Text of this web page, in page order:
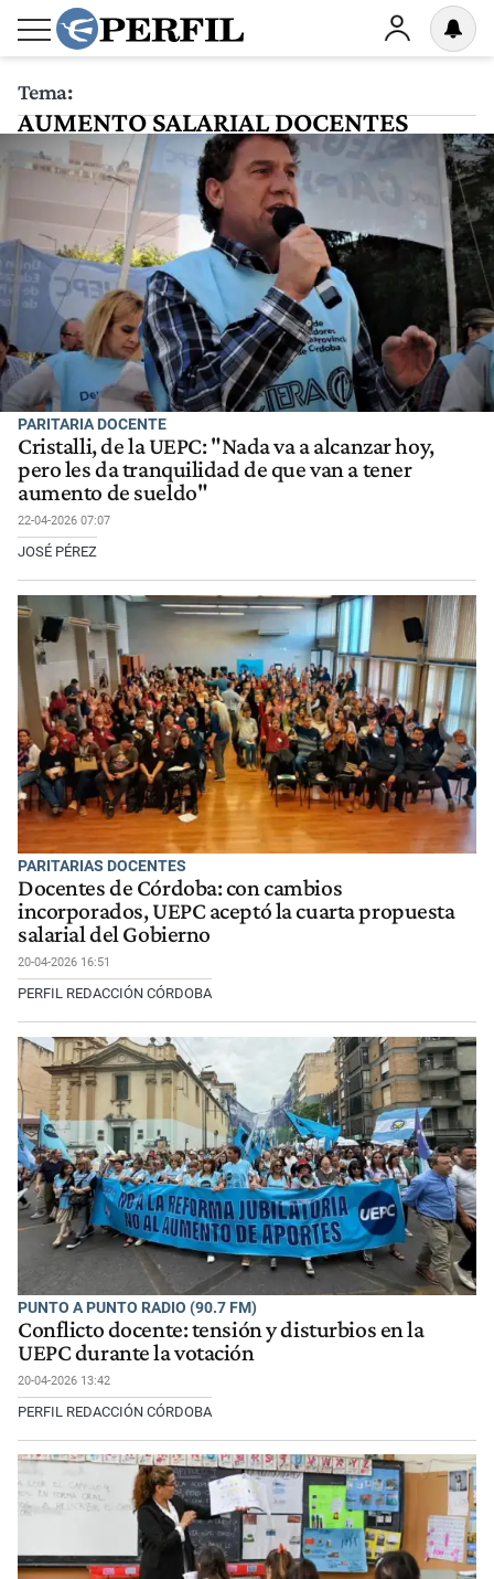
Tema:
AUMENTO SALARIAL DOCENTES
PARITARIA DOCENTE
Cristalli, de la UEPC: "Nada va a alcanzar hoy,
pero les da tranquilidad de que van a tener
aumento de sueldo"
22-04-2026 07:07
JOSÉ PÉREZ
PARITARIAS DOCENTES
Docentes de Córdoba: con cambios
incorporados, UEPC aceptó la cuarta propuesta
salarial del Gobierno
20-04-2026 16:51
PERFIL REDACCIÓN CÓRDOBA
PUNTO A PUNTO RADIO (90.7 FM)
Conflicto docente: tensión y disturbios en la
UEPC durante la votación
20-04-2026 13:42
PERFIL REDACCIÓN CÓRDOBA